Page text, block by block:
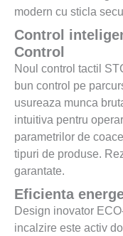
modern cu sticla
Control
Control
Noul control tactil
bun control pe
usureaza munca
intuitiva pentru
parametrilor de
tipuri de produse.
garantate.
Eficienta
Design inovator
incalzire este activ